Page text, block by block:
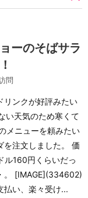
ーのそばサラ
問
リンクが好評みたい
い天気のため寒くて
メニューを頼みたい
を注文しました。 価
ル160円くらいだっ
。 [IMAGE](334602)
払い、楽々受け...